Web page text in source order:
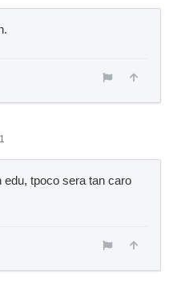
tpoco sera tan caro